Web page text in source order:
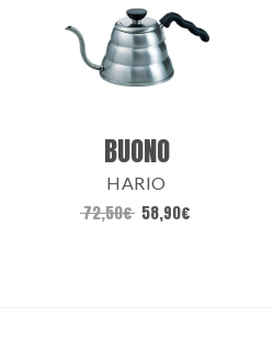
BUONO
HARIO
72,50€ 58,90€